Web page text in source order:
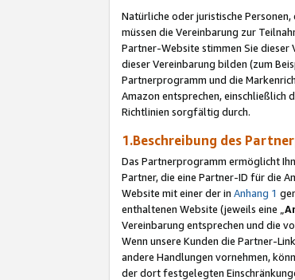
Natürliche oder juristische
müssen die Vereinbarung zur
Partner-Website stimmen Sie dieser
dieser Vereinbarung bilden (zum
Partnerprogramm und die
Amazon entsprechen, einschließlich
Richtlinien sorgfältig durch.
1.Beschreibung des
Das Partnerprogramm ermöglicht
Partner, die eine Partner-ID für die
Website mit einer der in Anhang 1
enthaltenen Website (jeweils eine „
Vereinbarung entsprechen und die
Wenn unsere Kunden die Partner-
andere Handlungen vornehmen,
der dort festgelegten